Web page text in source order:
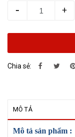
- +
Chia sẻ:
MÔ TẢ
Mô tả sản phẩm :